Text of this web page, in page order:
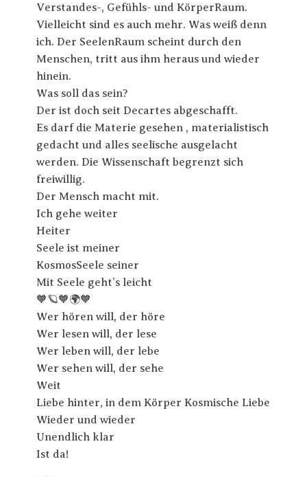
Verstandes-, Gefühls- und KörperRaum.
Vielleicht sind es auch mehr. Was weiß denn
ich. Der SeelenRaum scheint durch den
Menschen, tritt aus ihm heraus und wieder
hinein.
Was soll das sein?
Der ist doch seit Decartes abgeschafft.
Es darf die Materie gesehen , materialistisch
gedacht und alles seelische ausgelacht
werden. Die Wissenschaft begrenzt sich
freiwillig.
Der Mensch macht mit.
Ich gehe weiter
Heiter
Seele ist meiner
KosmosSeele seiner
Mit Seele geht’s leicht
🧡🪐🧡🌍🧡
Wer hören will, der höre
Wer lesen will, der lese
Wer leben will, der lebe
Wer sehen will, der sehe
Weit
Liebe hinter, in dem Körper Kosmische Liebe
Wieder und wieder
Unendlich klar
Ist da!